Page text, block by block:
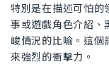
特別是在描述可怕的
事或遊戲角色介紹、
峻情況的比喻。這個
來強烈的衝擊力。